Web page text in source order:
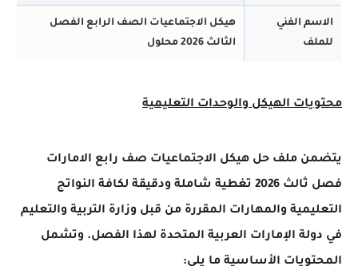
الفني
هيكل الاجتماعيات الصف الرابع الفصل
الهيكل والوحدات التعليمية
ملف حل هيكل الاجتماعيات صف رابع الامارات
فصل ثالث 2026 تغطية شاملة ودقيقة لكافة النواتج
والمهارات المقررة من قبل وزارة التربية والتعليم
الإمارات العربية المتحدة لهذا الفصل. وتشمل
الأساسية ما يلي: